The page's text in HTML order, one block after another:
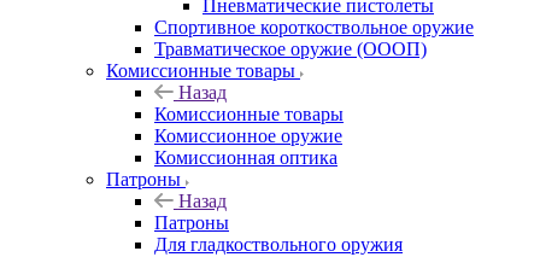
Пневматические пистолеты
Спортивное короткоствольное оружие
Травматическое оружие (ОООП)
Комиссионные товары
Назад
Комиссионные товары
Комиссионное оружие
Комиссионная оптика
Патроны
Назад
Патроны
Для гладкоствольного оружия